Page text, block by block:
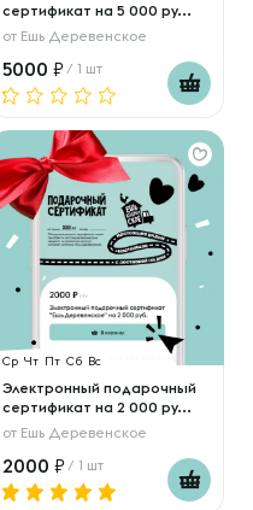
сертификат на 5 000 ру...
от Ешь Деревенское
5000 / 1 шт
Ср Чт Пт Сб Вс
Электронный подарочный
сертификат на 2 000 ру...
от Ешь Деревенское
2000 / 1 шт